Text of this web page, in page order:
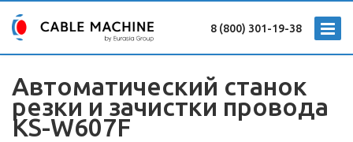
8 (800) 301-19-38
Автоматический станок
резки и зачистки провода
KS-W607F